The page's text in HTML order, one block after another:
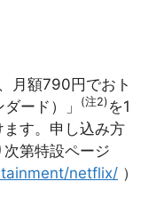
月額790円でおト
ード）」
(注2) を1
す。申し込み方
第特設ページ
netflix/ ）